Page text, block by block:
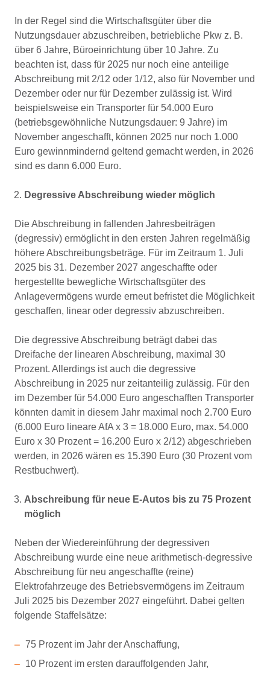
In der Regel sind die Wirtschaftsgüter über die
Nutzungsdauer abzuschreiben, betriebliche Pkw z. B.
über 6 Jahre, Büroeinrichtung über 10 Jahre. Zu
beachten ist, dass für 2025 nur noch eine anteilige
Abschreibung mit 2/12 oder 1/12, also für November und
Dezember oder nur für Dezember zulässig ist. Wird
beispielsweise ein Transporter für 54.000 Euro
(betriebsgewöhnliche Nutzungsdauer: 9 Jahre) im
November angeschafft, können 2025 nur noch 1.000
Euro gewinnmindernd geltend gemacht werden, in 2026
sind es dann 6.000 Euro.
Degressive Abschreibung wieder möglich
Die Abschreibung in fallenden Jahresbeiträgen
(degressiv) ermöglicht in den ersten Jahren regelmäßig
höhere Abschreibungsbeträge. Für im Zeitraum 1. Juli
2025 bis 31. Dezember 2027 angeschaffte oder
hergestellte bewegliche Wirtschaftsgüter des
Anlagevermögens wurde erneut befristet die Möglichkeit
geschaffen, linear oder degressiv abzuschreiben.
Die degressive Abschreibung beträgt dabei das
Dreifache der linearen Abschreibung, maximal 30
Prozent. Allerdings ist auch die degressive
Abschreibung in 2025 nur zeitanteilig zulässig. Für den
im Dezember für 54.000 Euro angeschafften Transporter
könnten damit in diesem Jahr maximal noch 2.700 Euro
(6.000 Euro lineare AfA x 3 = 18.000 Euro, max. 54.000
Euro x 30 Prozent = 16.200 Euro x 2/12) abgeschrieben
werden, in 2026 wären es 15.390 Euro (30 Prozent vom
Restbuchwert).
Abschreibung für neue E-Autos bis zu 75 Prozent
möglich
Neben der Wiedereinführung der degressiven
Abschreibung wurde eine neue arithmetisch-degressive
Abschreibung für neu angeschaffte (reine)
Elektrofahrzeuge des Betriebsvermögens im Zeitraum
Juli 2025 bis Dezember 2027 eingeführt. Dabei gelten
folgende Staffelsätze:
75 Prozent im Jahr der Anschaffung,
10 Prozent im ersten darauffolgenden Jahr,